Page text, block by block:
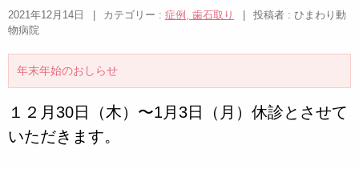
2021年12月14日 カテゴリー : 症例, 歯石取り
投稿者 : ひまわり動
物病院
年末年始のおしらせ
１２月30日（木）〜1月3日（月）休診とさせて
いただきます。